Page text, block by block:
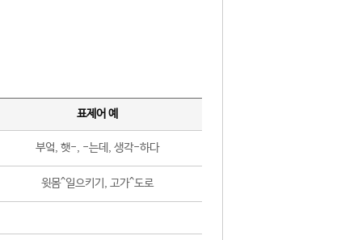
표제어 예
부엌, 햇-, -는데, 생각-하다
윗몸^일으키기, 고가^도로